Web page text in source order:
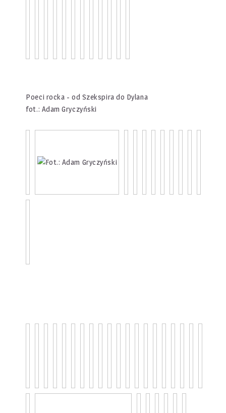
Poeci rocka - od Szekspira do Dylana
fot.: Adam Gryczyński